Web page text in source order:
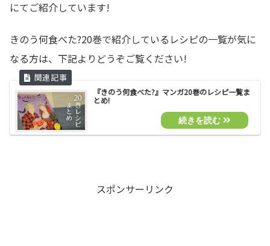
にてご紹介しています!
きのう何食べた?20巻で紹介しているレシピの一覧が気に
なる方は、下記よりどうぞご覧ください!
『きのう何食べた?』マンガ20巻のレシピ一覧ま
とめ!
スポンサーリンク